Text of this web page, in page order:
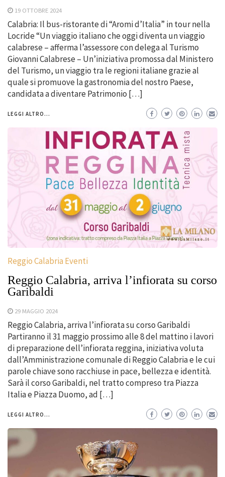
19 OTTOBRE 2024
Calabria: Il bus-ristorante di “Aromi d’Italia” in tour nella
Locride “Un viaggio italiano che oggi diventa un viaggio
calabrese – afferma l’assessore con delega al Turismo
Giovanni Calabrese – Un’iniziativa promossa dal Ministero
del Turismo, un viaggio tra le regioni italiane grazie al
quale si promuove la gastronomia del nostro Paese,
candidata a diventare Patrimonio […]
LEGGI ALTRO...
Reggio Calabria Eventi
Reggio Calabria, arriva l’infiorata su corso
Garibaldi
29 MAGGIO 2024
Reggio Calabria, arriva l’infiorata su corso Garibaldi
Partiranno il 31 maggio prossimo alle 8 del mattino i lavori
di preparazione dell’infiorata reggina, iniziativa voluta
dall’Amministrazione comunale di Reggio Calabria e le cui
parole chiave sono racchiuse in pace, bellezza e identità.
Sarà il corso Garibaldi, nel tratto compreso tra Piazza
Italia e Piazza Duomo, ad […]
LEGGI ALTRO...